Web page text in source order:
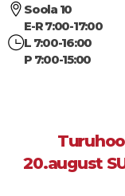
Soola 10
E-R 7:00-17:00
L 7:00-16:00
P 7:00-15:00
20.august